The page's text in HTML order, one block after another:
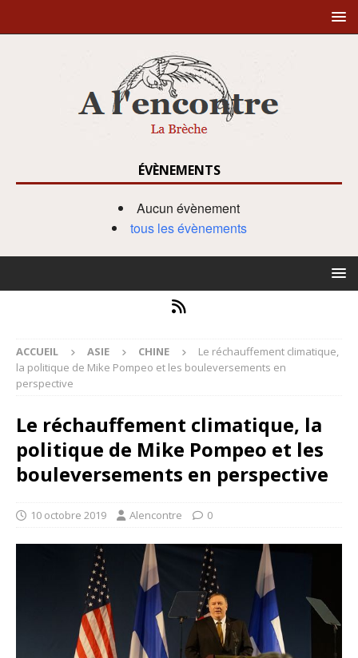
ÉVÈNEMENTS
Aucun évènement
tous les évènements
ACCUEIL ASIE CHINE
Le réchauffement climatique,
la politique de Mike Pompeo et les bouleversements en
perspective
Le réchauffement climatique, la
politique de Mike Pompeo et les
bouleversements en perspective
10 octobre 2019 Alencontre 0